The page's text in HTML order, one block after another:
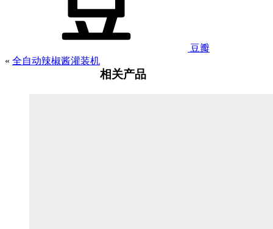
豆瓣
« 全自动辣椒酱灌装机
相关产品